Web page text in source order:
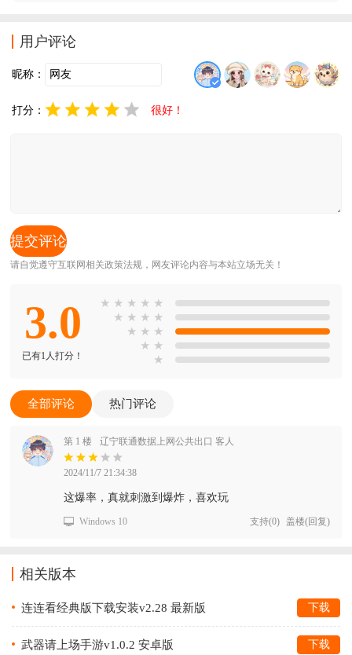
用户评论
昵称：
打分： 很好！
请自觉遵守互联网相关政策法规，网友评论内容与本站立场无关！
3.0
已有1人打分！
★ ★ ★ ★ ★
★ ★ ★ ★
★ ★ ★
★ ★
★
全部评论 热门评论
第 1 楼 辽宁联通数据上网公共出口 客人
2024/11/7 21:34:38
这爆率，真就刺激到爆炸，喜欢玩
Windows 10 支持(0) 盖楼(回复)
相关版本
连连看经典版下载安装v2.28 最新版 下载
武器请上场手游v1.0.2 安卓版 下载